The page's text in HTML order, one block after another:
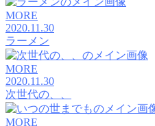
MORE
2020.11.30
ラーメン
MORE
2020.11.30
次世代の、、
MORE